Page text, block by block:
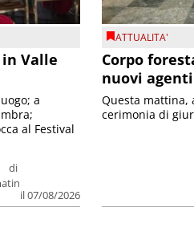
Valle
di
il 07/08/2026
a
al Festival
ATTUALITA'
Corpo
nuovi
Questa mattina,
cerimonia di